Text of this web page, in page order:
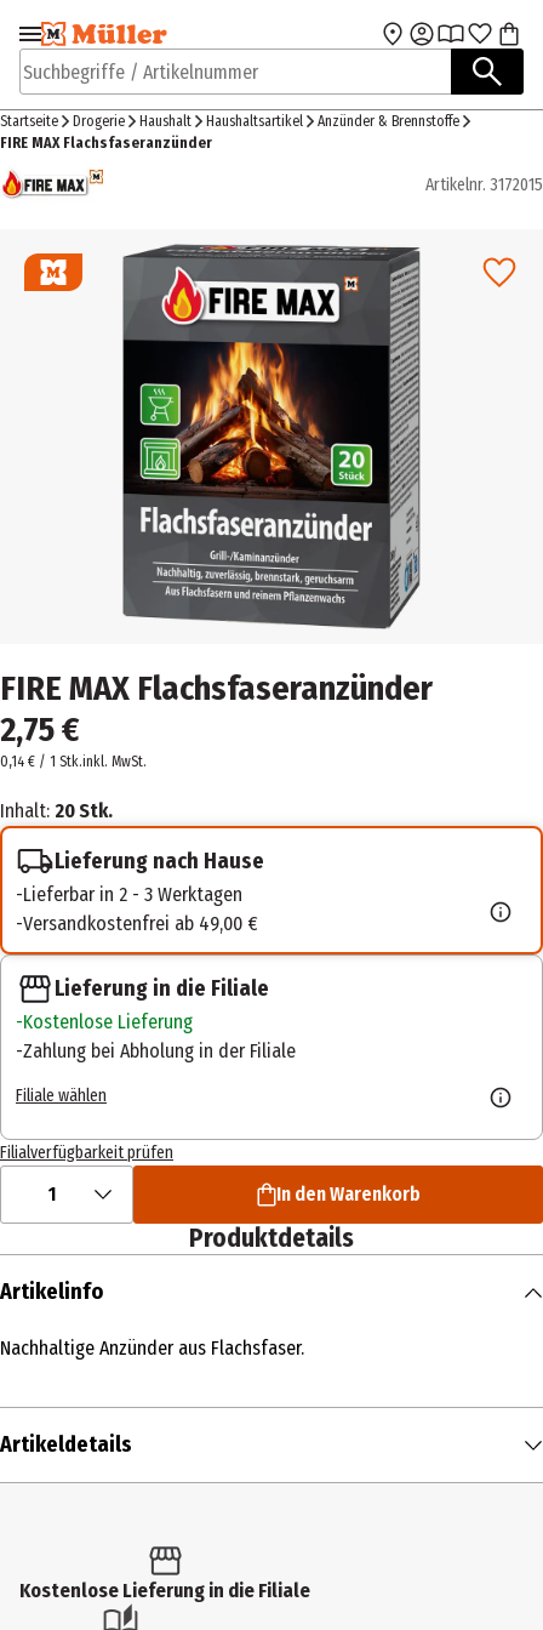
Zur Navigation
springen
Zum Hauptinhalt
Suchbegriffe / Artikelnummer
Startseite Drogerie Haushalt Haushaltsartikel
Anzünder & Brennstoffe
FIRE MAX Flachsfaseranzünder
Artikelnr. 3172015
FIRE MAX Flachsfaseranzünder
2,75 €
0,14 € / 1 Stk.inkl. MwSt.
Inhalt: 20 Stk.
Lieferung nach Hause
Lieferbar in 2 - 3 Werktagen
Versandkostenfrei ab 49,00 €
Lieferung in die Filiale
Kostenlose Lieferung
Zahlung bei Abholung in der Filiale
Filiale wählen
Filialverfügbarkeit prüfen
1 In den Warenkorb
Produktdetails
Artikelinfo
Nachhaltige Anzünder aus Flachsfaser.
Artikeldetails
Produkttyp
Kostenlose Lieferung in die Filiale